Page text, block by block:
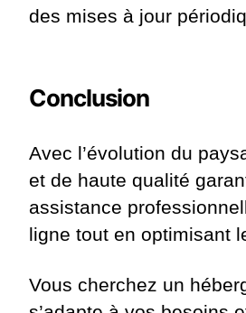
des mises à jour
Conclusion
Avec l’évolution du
et de haute qualité
assistance
ligne tout en optimisant
Vous cherchez un